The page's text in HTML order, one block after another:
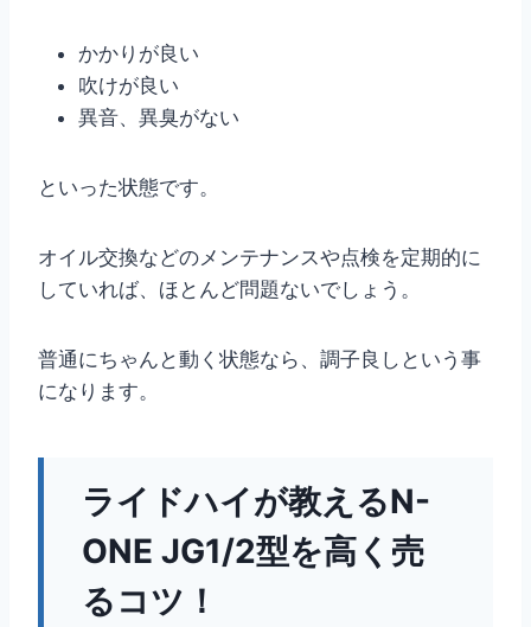
かかりが良い
吹けが良い
異音、異臭がない
といった状態です。
オイル交換などのメンテナンスや点検を定期的に
していれば、ほとんど問題ないでしょう。
普通にちゃんと動く状態なら、調子良しという事
になります。
ライドハイが教えるN-
ONE JG1/2型を高く売
るコツ！